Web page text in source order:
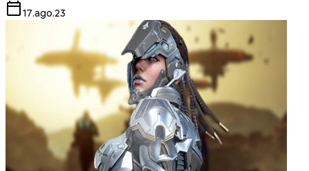
17.ago.23